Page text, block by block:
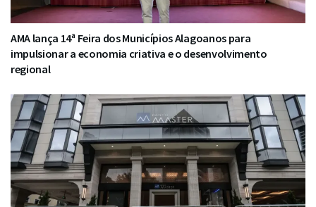
AMA lança 14ª Feira dos Municípios Alagoanos para
impulsionar a economia criativa e o desenvolvimento
regional